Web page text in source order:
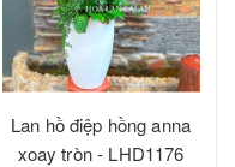
Lan hồ điệp hồng anna
xoay tròn - LHD1176